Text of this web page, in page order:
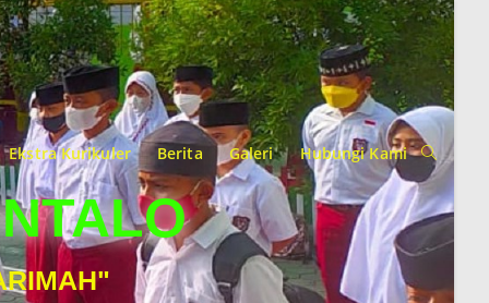
Ekstra Kurikuler Berita Galeri Hubungi Kami